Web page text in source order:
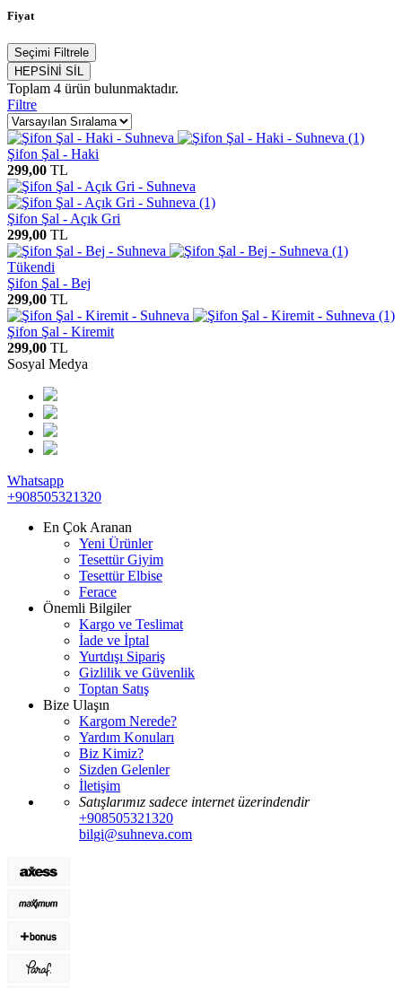
Fiyat
Seçimi Filtrele
HEPSİNİ SİL
Toplam 4 ürün bulunmaktadır.
Filtre
Şifon Şal - Haki
299,00 TL
Şifon Şal - Açık Gri
299,00 TL
Tükendi
Şifon Şal - Bej
299,00 TL
Şifon Şal - Kiremit
299,00 TL
Sosyal Medya
Whatsapp
+908505321320
En Çok Aranan
Yeni Ürünler
Tesettür Giyim
Tesettür Elbise
Ferace
Önemli Bilgiler
Kargo ve Teslimat
İade ve İptal
Yurtdışı Sipariş
Gizlilik ve Güvenlik
Toptan Satış
Bize Ulaşın
Kargom Nerede?
Yardım Konuları
Biz Kimiz?
Sizden Gelenler
İletişim
Satışlarımız sadece internet üzerindendir
+908505321320
bilgi@suhneva.com